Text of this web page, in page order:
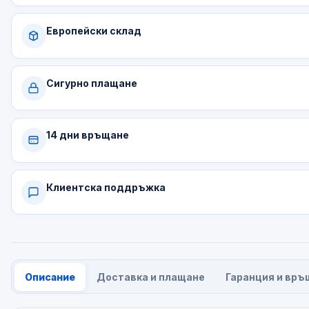
Европейски склад
Сигурно плащане
14 дни връщане
Клиентска поддръжка
Описание Доставка и плащане Гаранция и